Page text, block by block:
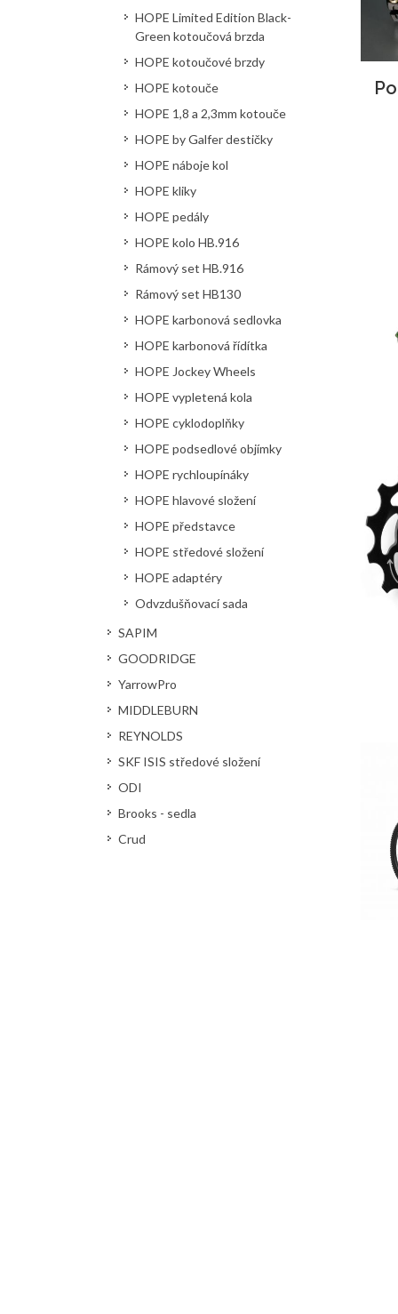
HOPE Limited Edition Black-
Green kotoučová brzda
HOPE kotoučové brzdy
HOPE kotouče
HOPE 1,8 a 2,3mm kotouče
HOPE by Galfer destičky
HOPE náboje kol
HOPE kliky
HOPE pedály
HOPE kolo HB.916
Rámový set HB.916
Rámový set HB130
HOPE karbonová sedlovka
HOPE karbonová řídítka
HOPE Jockey Wheels
HOPE vypletená kola
HOPE cyklodoplňky
HOPE podsedlové objímky
HOPE rychloupínáky
HOPE hlavové složení
HOPE představce
HOPE středové složení
HOPE adaptéry
Odvzdušňovací sada
SAPIM
GOODRIDGE
YarrowPro
MIDDLEBURN
REYNOLDS
SKF ISIS středové složení
ODI
Brooks - sedla
Crud